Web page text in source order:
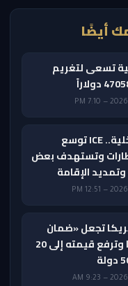
أيضًا
تسعى لتغريم
حتى في الرحلات الداخلية.. ICE توسع
وتستهدف بعض
الإقامة
تجعل «ضمان
تأشيرة الزيارة» دائمًا وترفع قيمته إلى 20